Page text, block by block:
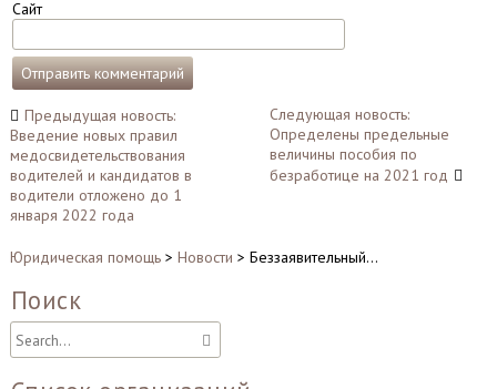
Сайт
Навигация
по
записям
Предыдущая новость:
Введение новых правил
медосвидетельствования
водителей и кандидатов в
водители отложено до 1
января 2022 года
Следующая новость:
Определены предельные
величины пособия по
безработице на 2021 год
Юридическая помощь> Новости > Беззаявительный…
Поиск